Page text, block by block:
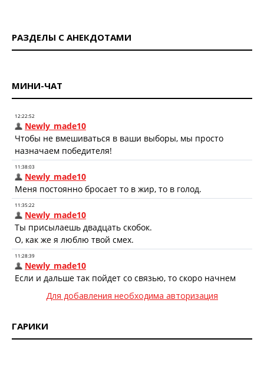
РАЗДЕЛЫ С АНЕКДОТАМИ
МИНИ-ЧАТ
Для добавления необходима авторизация
ГАРИКИ